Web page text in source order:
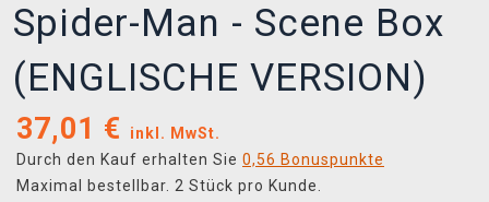
Spider-Man - Scene Box
(ENGLISCHE VERSION)
37,01 €
inkl. MwSt.
Durch den Kauf erhalten Sie 0,56 Bonuspunkte
Maximal bestellbar. 2 Stück pro Kunde.